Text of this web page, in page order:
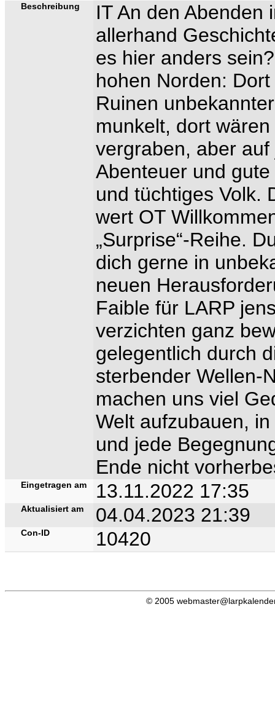
Beschreibung
IT An den Abenden
allerhand
es hier anders
hohen Norden:
Ruinen
munkelt, dort
vergraben, aber
Abenteuer und
und tüchtiges Volk.
wert OT
„Surprise“-Reihe.
dich gerne in
neuen
Faible für LARP
verzichten ganz
gelegentlich durch
sterbender Wellen-
machen uns viel
Welt aufzubauen,
und jede
Ende nicht
Eingetragen am 13.11.2022 17:35
Aktualisiert am 04.04.2023 21:39
Con-ID 10420
© 2005